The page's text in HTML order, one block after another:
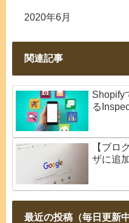
2020年6月
関連記事
Shopify
る
【ブロ
ザに追
最近の投稿（毎日更新中